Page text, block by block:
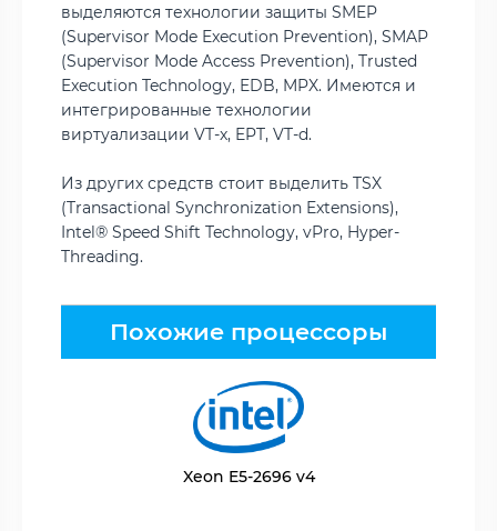
выделяются технологии защиты SMEP
(Supervisor Mode Execution Prevention), SMAP
(Supervisor Mode Access Prevention), Trusted
Execution Technology, EDB, MPX. Имеются и
интегрированные технологии
виртуализации VT-x, EPT, VT-d.
Из других средств стоит выделить TSX
(Transactional Synchronization Extensions),
Intel® Speed Shift Technology, vPro, Hyper-
Threading.
Похожие процессоры
Xeon E5-2696 v4